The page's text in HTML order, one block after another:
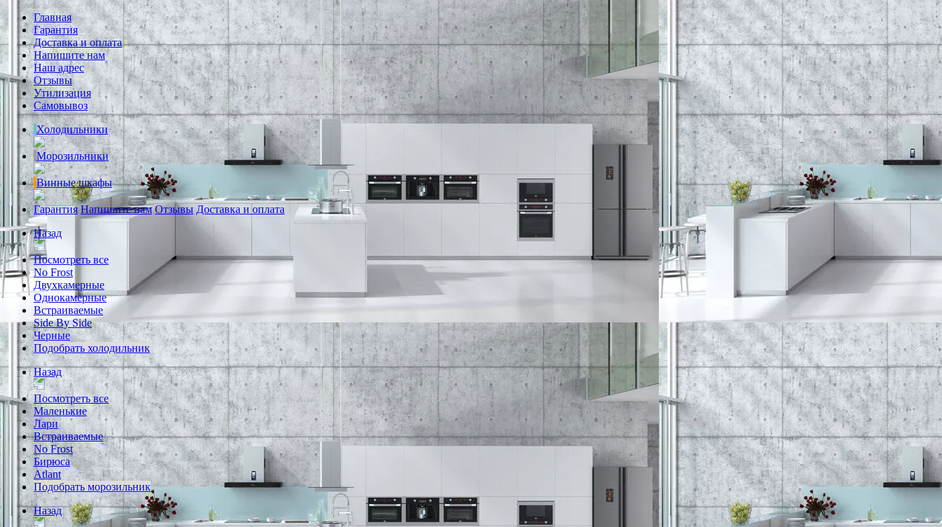
Главная
Гарантия
Доставка и оплата
Напишите нам
Наш адрес
Отзывы
Утилизация
Самовывоз
Холодильники
Морозильники
Винные шкафы
Гарантия Напишите нам Отзывы Доставка и оплата
Назад
Посмотреть все
No Frost
Двухкамерные
Однокамерные
Встраиваемые
Side By Side
Черные
Подобрать холодильник
Назад
Посмотреть все
Маленькие
Лари
Встраиваемые
No Frost
Бирюса
Atlant
Подобрать морозильник
Назад